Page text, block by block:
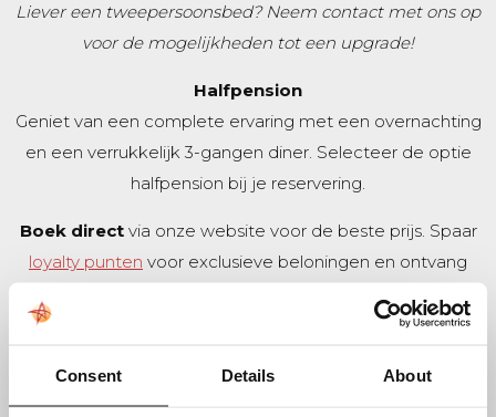
Consent Details About
Liever een tweepersoonsbed? Neem contact met ons op
voor de mogelijkheden tot een upgrade!
Halfpension
Geniet van een complete ervaring met een overnachting
en een verrukkelijk 3-gangen diner. Selecteer de optie
halfpension bij je reservering.
Boek directvia onze website voor de beste prijs. Spaar
loyalty punten voor exclusieve beloningen en ontvang
Terug naar het overzicht